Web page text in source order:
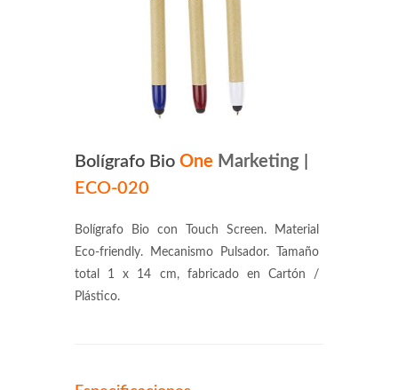
Bolígrafo Bio One Marketing
ECO-020
Bolígrafo Bio con Touch Screen. Material
Eco-friendly. Mecanismo Pulsador. Tamaño
total 1 x 14 cm, fabricado en Cartón /
Plástico.